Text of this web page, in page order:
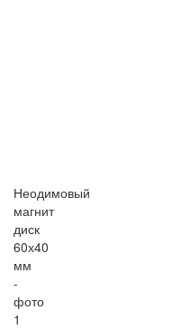
Неодимовый
магнит
диск
60х40
мм
-
фото
1